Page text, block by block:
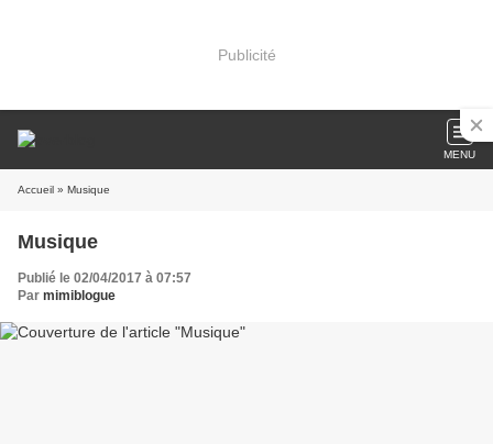
Publicité
MENU
Accueil » Musique
Musique
Publié le 02/04/2017 à 07:57
Par mimiblogue